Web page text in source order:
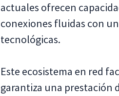
actuales ofrecen
conexiones fluidas con
tecnológicas.
Este ecosistema en red
garantiza una prestación